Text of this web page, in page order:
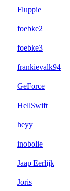
Fluppie
foebke2
foebke3
frankievalk94
GeForce
HellSwift
heyy
inobolie
Jaap Eerlijk
Joris